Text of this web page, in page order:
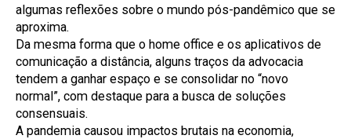
algumas reflexões sobre o mundo pós-pandêmico que se
aproxima.
Da mesma forma que o home office e os aplicativos de
comunicação a distância, alguns traços da advocacia
tendem a ganhar espaço e se consolidar no “novo
normal”, com destaque para a busca de soluções
consensuais.
A pandemia causou impactos brutais na economia,